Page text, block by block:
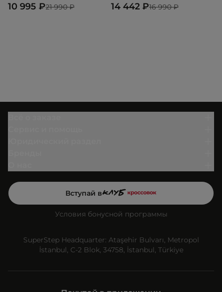
21 990 ₽
10 995 ₽ 16 990 ₽
14 442 ₽
Вступай в
Условия бонусной программы
SuperStep Headquarter: Ataşehir Bulvarı, Metropol
İstanbul, C-2 Blok, 34758, İstanbul, Türkiye